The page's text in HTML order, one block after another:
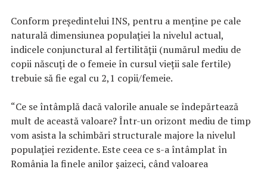
Conform preşedintelui INS, pentru a menţine pe cale
naturală dimensiunea populaţiei la nivelul actual,
indicele conjunctural al fertilităţii (numărul mediu de
copii născuţi de o femeie în cursul vieţii sale fertile)
trebuie să fie egal cu 2,1 copii/femeie.
“Ce se întâmplă dacă valorile anuale se îndepărtează
mult de această valoare? Într-un orizont mediu de timp
vom asista la schimbări structurale majore la nivelul
populaţiei rezidente. Este ceea ce s-a întâmplat în
România la finele anilor şaizeci, când valoarea